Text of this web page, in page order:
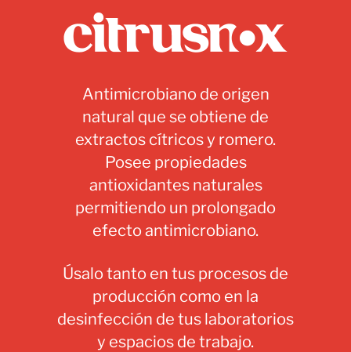
Antimicrobiano de origen
natural que se obtiene de
extractos cítricos y romero.
Posee propiedades
antioxidantes naturales
permitiendo un prolongado
efecto antimicrobiano.
Úsalo tanto en tus procesos de
producción como en la
desinfección de tus laboratorios
y espacios de trabajo.